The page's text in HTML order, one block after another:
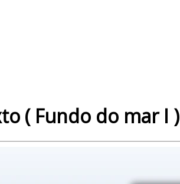
( Fundo do mar I )